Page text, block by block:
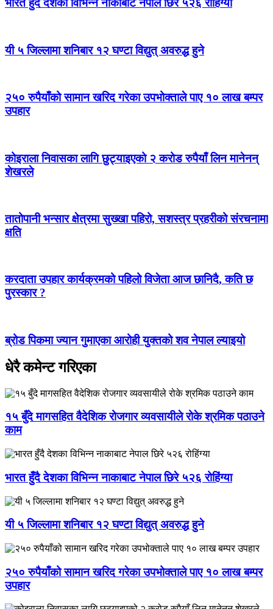
भारत हुँदै देशका विभिन्न नाकाबाट नेपाल छिरे ५२६ रोहिंग्या
यी ५ जिल्लामा शनिबार १२ घण्टा विद्युत् अवरुद्ध हुने
२५० रुपैयाँको सामान खरिद गरेका उपभोक्ताले पाए १० लाख बम्पर
उपहार
कोइराला निवासका लागि छुट्याइएको २ करोड रुपैयाँ लिन मानेनन्
शेखरले
तातोपानी भन्सार क्षेत्रमा सुख्खा पहिरो, सशस्त्र प्रहरीको संरचनामा
क्षति
करदाता उपहार कार्यक्रमको पहिलो विजेता आज छानिदै, कति छ
पुरस्कार ?
ब्रोड पिकमा ज्यान गुमाएका आरोही युक्तको शव नेपाल ल्याइयो
धेरै कमेन्ट गरिएका
१५ बुँदे मागसहित वैदेशिक रोजगार व्यवसायीले रोके श्रमिक पठाउने
काम
भारत हुँदै देशका विभिन्न नाकाबाट नेपाल छिरे ५२६ रोहिंग्या
यी ५ जिल्लामा शनिबार १२ घण्टा विद्युत् अवरुद्ध हुने
२५० रुपैयाँको सामान खरिद गरेका उपभोक्ताले पाए १० लाख बम्पर
उपहार